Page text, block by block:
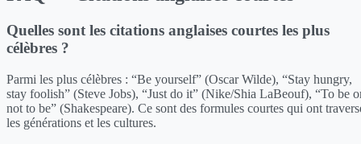
Quelles sont les citations anglaises courtes les plus
célèbres ?
Parmi les plus célèbres : “Be yourself” (Oscar Wilde), “Stay hungry,
stay foolish” (Steve Jobs), “Just do it” (Nike/Shia LaBeouf), “To be
not to be” (Shakespeare). Ce sont des formules courtes qui ont
les générations et les cultures.